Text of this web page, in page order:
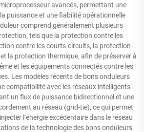
avancés, permettant une
puissance et une fiabilité opérationnelle
comprend généralement plusieurs
tels que la protection contre les
contre les courts-circuits, la protection
la protection thermique, afin de préserver à
et les équipements connectés contre les
Les modèles récents de bons onduleurs
compatibilité avec les réseaux intelligents
un flux de puissance bidirectionnel et une
au réseau (grid-tie), ce qui permet
l’énergie excédentaire dans le réseau
de la technologie des bons onduleurs